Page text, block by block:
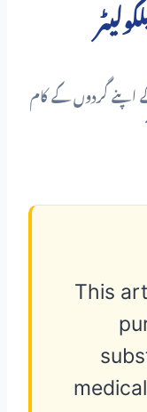
اپنے گردوں کے کام
This